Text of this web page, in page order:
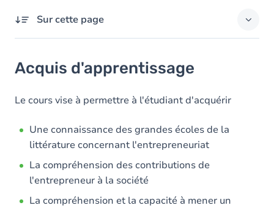
Sur cette page
Objectifs
Contenu
Table des matières
Acquis d'apprentissage
Le cours vise à permettre à l'étudiant d'acquérir
Une connaissance des grandes écoles de la
littérature concernant l'entrepreneuriat
La compréhension des contributions de
l'entrepreneur à la société
La compréhension et la capacité à mener un